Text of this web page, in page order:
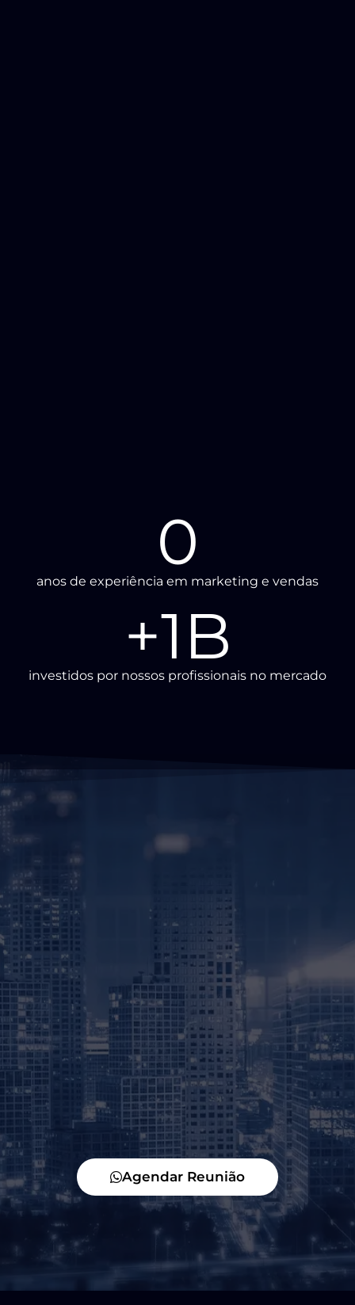
anos de experiência em marketing e vendas
0
investidos por nossos profissionais no mercado
+1B
Agendar Reunião